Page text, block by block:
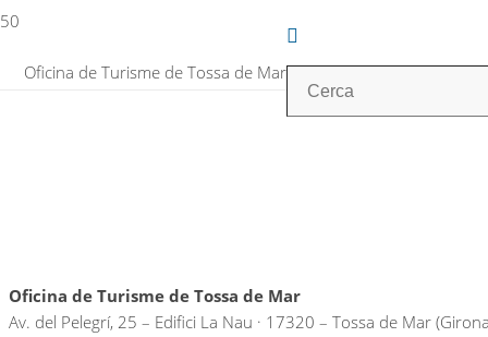
Oficina de Turisme de Tossa de Mar
Oficina de Turisme de Tossa de Mar
Av. del Pelegrí, 25 – Edifici La Nau · 17320 – Tossa de Mar